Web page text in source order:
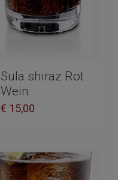
Sula shiraz Rot
Wein
€ 15,00